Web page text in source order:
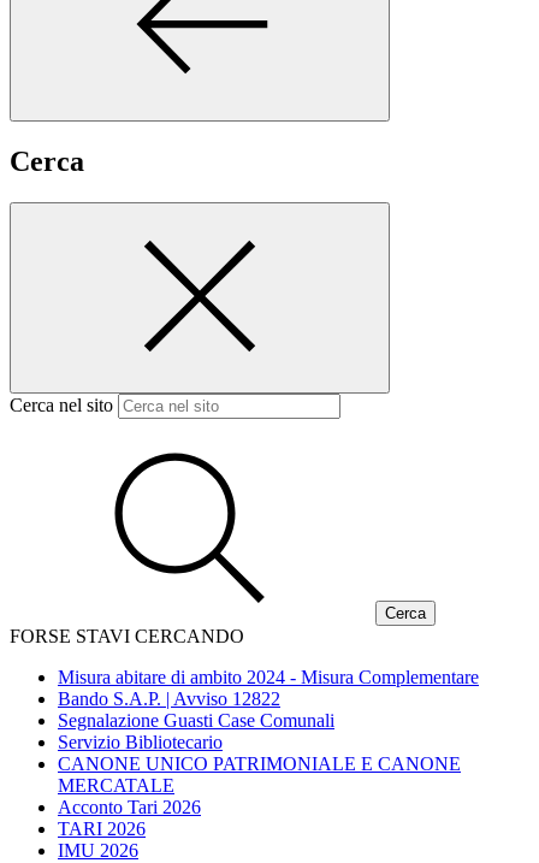
Cerca
Cerca nel sito
FORSE STAVI CERCANDO
Misura abitare di ambito 2024 - Misura Complementare
Bando S.A.P. | Avviso 12822
Segnalazione Guasti Case Comunali
Servizio Bibliotecario
CANONE UNICO PATRIMONIALE E CANONE
MERCATALE
Acconto Tari 2026
TARI 2026
IMU 2026